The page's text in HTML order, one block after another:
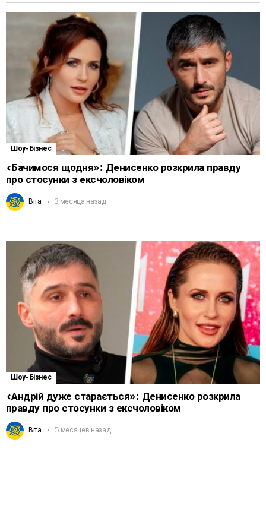
Шоу-Бізнес
«Бачимося щодня»: Денисенко розкрила правду
про стосунки з ексчоловіком
Віта 3 месяца назад
Шоу-Бізнес
«Андрій дуже старається»: Денисенко розкрила
правду про стосунки з ексчоловіком
Віта 5 месяцев назад